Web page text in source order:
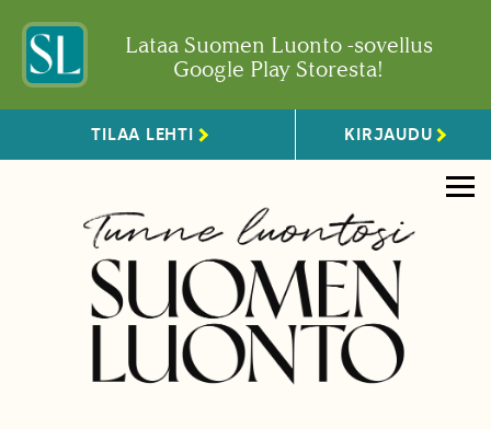
Lataa Suomen Luonto -sovellus
Google Play Storesta!
TILAA LEHTI KIRJAUDU